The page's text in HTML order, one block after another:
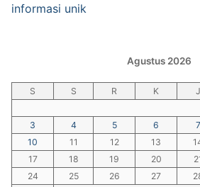
informasi unik
Agustus 2026
S S R K J
3
4 5 6 7
10
11 12 13
17
18 19 20
24
25 26 27